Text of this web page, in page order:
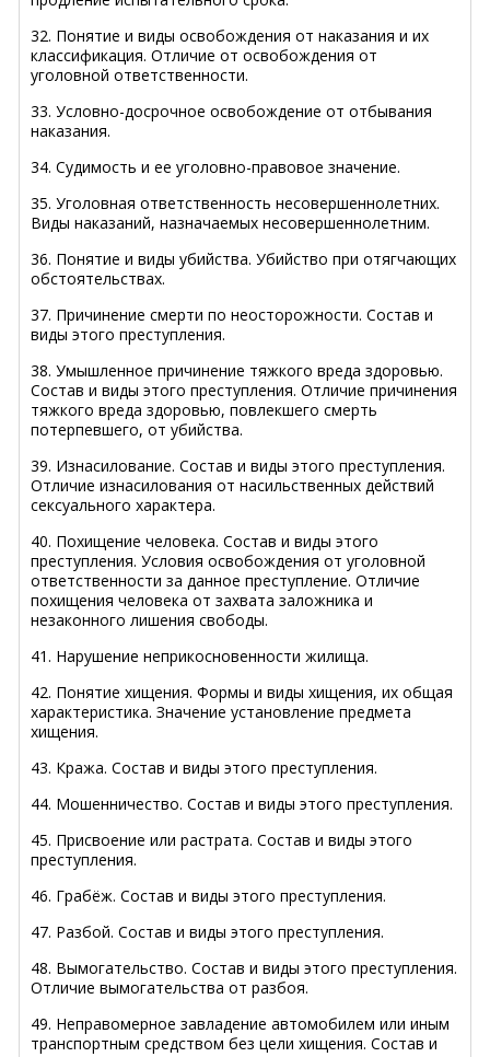
32. Понятие и виды освобождения от наказания и их
классификация. Отличие от освобождения от
уголовной ответственности.
33. Условно-досрочное освобождение от отбывания
наказания.
34. Судимость и ее уголовно-правовое значение.
35. Уголовная ответственность несовершеннолетних.
Виды наказаний, назначаемых несовершеннолетним.
36. Понятие и виды убийства. Убийство при отягчающих
обстоятельствах.
37. Причинение смерти по неосторожности. Состав и
виды этого преступления.
38. Умышленное причинение тяжкого вреда здоровью.
Состав и виды этого преступления. Отличие причинения
тяжкого вреда здоровью, повлекшего смерть
потерпевшего, от убийства.
39. Изнасилование. Состав и виды этого преступления.
Отличие изнасилования от насильственных действий
сексуального характера.
40. Похищение человека. Состав и виды этого
преступления. Условия освобождения от уголовной
ответственности за данное преступление. Отличие
похищения человека от захвата заложника и
незаконного лишения свободы.
41. Нарушение неприкосновенности жилища.
42. Понятие хищения. Формы и виды хищения, их общая
характеристика. Значение установление предмета
хищения.
43. Кража. Состав и виды этого преступления.
44. Мошенничество. Состав и виды этого преступления.
45. Присвоение или растрата. Состав и виды этого
преступления.
46. Грабёж. Состав и виды этого преступления.
47. Разбой. Состав и виды этого преступления.
48. Вымогательство. Состав и виды этого преступления.
Отличие вымогательства от разбоя.
49. Неправомерное завладение автомобилем или иным
транспортным средством без цели хищения. Состав и